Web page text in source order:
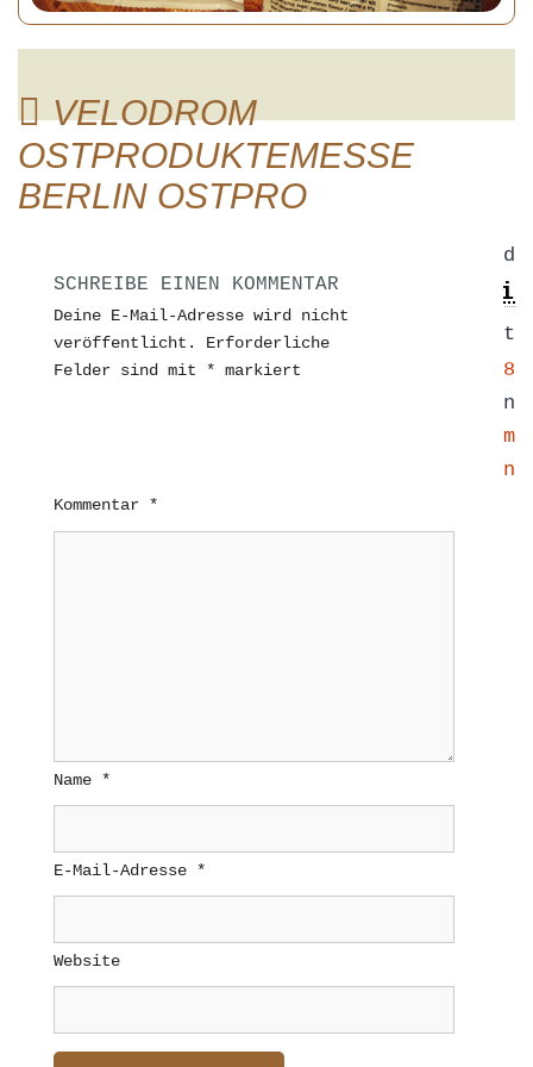
VELODROM
OSTPRODUKTEMESSE
BERLIN OSTPRO
Published
9. Juli
at
1024 × 768
in
Velodrom
in Berlin
SCHREIBE EINEN KOMMENTAR
Deine E-Mail-Adresse wird nicht
veröffentlicht.
Erforderliche
Felder sind mit * markiert
Kommentar *
Name *
E-Mail-Adresse *
Website